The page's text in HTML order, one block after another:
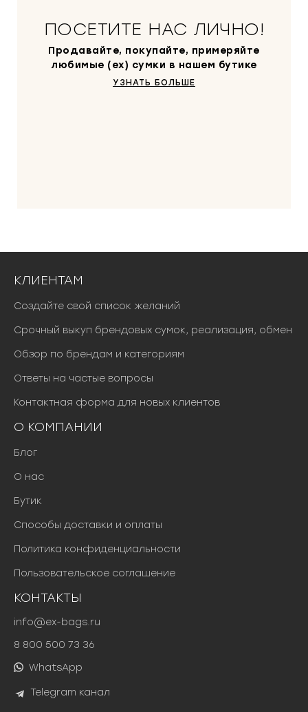
ПОСЕТИТЕ НАС ЛИЧНО!
Продавайте, покупайте, примеряйте
любимые (ex) сумки в нашем бутике
УЗНАТЬ БОЛЬШЕ
КЛИЕНТАМ
Создайте свой список желаний
Срочный выкуп брендовых сумок, реализация, обмен
Обзор по брендам и категориям
Ответы на частые вопросы
Контактная форма для новых клиентов
О КОМПАНИИ
Блог
О нас
Бутик
Способы доставки и оплаты
Политика конфиденциальности
Пользовательское соглашение
КОНТАКТЫ
info@ex-bags.ru
8 800 500 73 36
WhatsApp
Telegram канал